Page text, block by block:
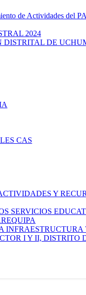
de Actividades del
2024
DISTRITAL DE
CAS
Y
SERVICIOS
I Y II,